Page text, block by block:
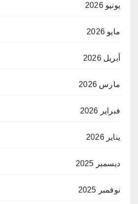
يونيو 2026
مايو 2026
أبريل 2026
مارس 2026
فبراير 2026
يناير 2026
ديسمبر 2025
نوفمبر 2025